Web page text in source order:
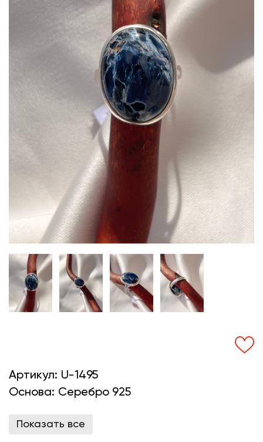
Артикул: U-1495
Основа: Серебро 925
Показать все